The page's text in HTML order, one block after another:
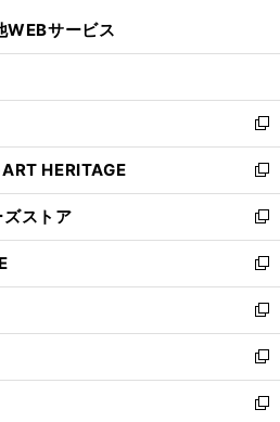
開
ン
ウ
で
開
く
ウ
ン
ド
ウ
で
開
く
WEBサービス
新
し
い
ウ
ィ
ン
ド
ウ
で
開
く
HERITAGE
新
し
い
ウ
ィ
ン
ド
ウ
で
開
く
ストア
新
し
い
ウ
ィ
ン
ド
ウ
で
新
し
い
ウ
ィ
ン
ド
新
し
い
ウ
ィ
新
し
い
新